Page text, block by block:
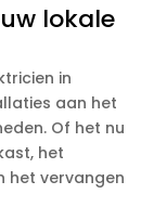
lokale
in
aan het
Of het nu
het
het vervangen